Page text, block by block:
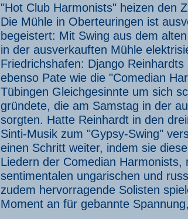
"Hot Club Harmonists" heizen den
Die Mühle in Oberteuringen ist
begeistert: Mit Swing aus dem
in der ausverkauften Mühle
Friedrichshafen: Django
ebenso Pate wie die "Comedian
Tübingen Gleichgesinnte um sich
gründete, die am Samstag in der
sorgten. Hatte Reinhardt in den
Sinti-Musik zum "Gypsy-Swing"
einen Schritt weiter, indem sie
Liedern der Comedian
sentimentalen ungarischen und
zudem hervorragende Solisten
Moment an für gebannte